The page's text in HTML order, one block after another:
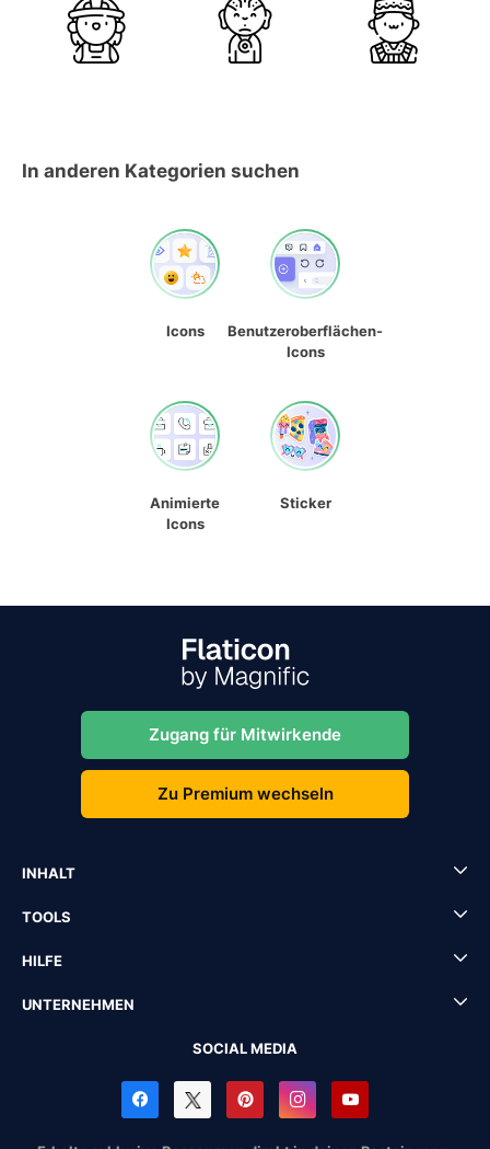
In anderen Kategorien suchen
Icons
Benutzeroberflächen-
Icons
Animierte
Icons
Sticker
Zugang für Mitwirkende
Zu Premium wechseln
INHALT
TOOLS
HILFE
UNTERNEHMEN
SOCIAL MEDIA